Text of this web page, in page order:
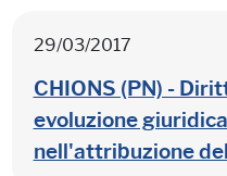
29/03/2017
CHIONS (PN) -
evoluzione
nell'attribuzione